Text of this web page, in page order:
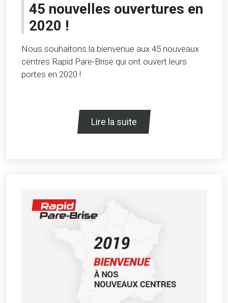
45 nouvelles ouvertures en
2020 !
Nous souhaitons la bienvenue aux 45 nouveaux
centres Rapid Pare-Brise qui ont ouvert leurs
portes en 2020 !
Lire la suite